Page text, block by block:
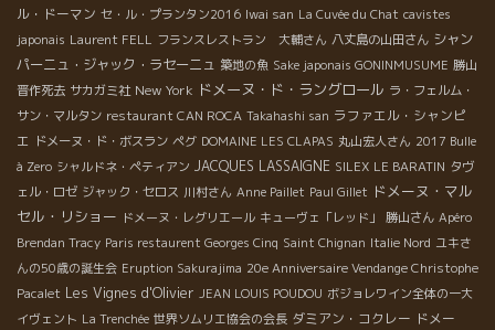
ル・ドーマン セ・ル・プランタン2016 Iwai san La Cuvée du Chat cavistes
japonais Laurent FELL フランスレストラン 大輔さん 八丈島の山田さん シャン
パーニュ・ジャック・ラセーニュ 築地の魚 Sake japonais GONINMUSUME 勝山
晋作死去 サカガミ社 New York ドメーヌ・ド・ラングロール ラ・フェルム・
サン・マルタン restaurant CAN ROCA Takahashi san ラファエル・シャンピ
エ ドメーヌ・ド・ボスラン ペグ DOMAINE LES CLAPAS 丸山宏人さん 2017 Bulle
à Zero シャルドネ・ペティアン JACQUES LASSAIGNE SILEX LE BARATIN タヴ
ェル・ロゼ ジャック・セロス 川村さん Anne Paillet Paul Gillet ドメーヌ・マル
セル・リショー ドメーヌ・レグリエール キューヴェ「レッド」 勝山さん Apéro
Brendan Tracy Paris restaurent Georges Cinq Saint Chignan Italie Nord ユキさ
んの50歳の誕生会 Eruption Sakurajima 20e Anniversaire Vendange Christophe
Pacalet Les Vignes d'Olivier JEAN LOUIS POUDOU ボジョレワイン全体の一大
イヴェント La Trenchée 世界ソムリエ協会の会長 ダミアン・コクレー ドメー